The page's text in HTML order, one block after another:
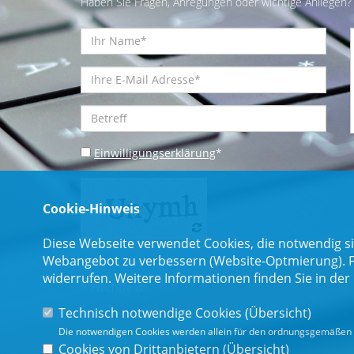
Einwilligungserklärung*
* Pflichtfeld
Cookie-Hinweis
Diese Webseite verwendet Cookies, die
Webangebot zu verbessern (Website-
widerrufen. Weitere Informationen finden Sie in der
Technisch notwendige Cookies (Übersicht)
Die notwendigen Cookies werden allein für den
Cookies von Drittanbietern (Übersicht)